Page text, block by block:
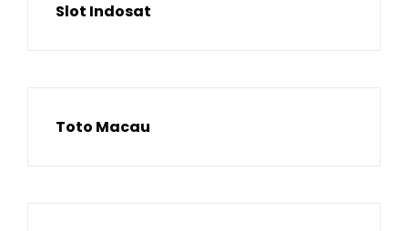
Slot Indosat
Toto Macau